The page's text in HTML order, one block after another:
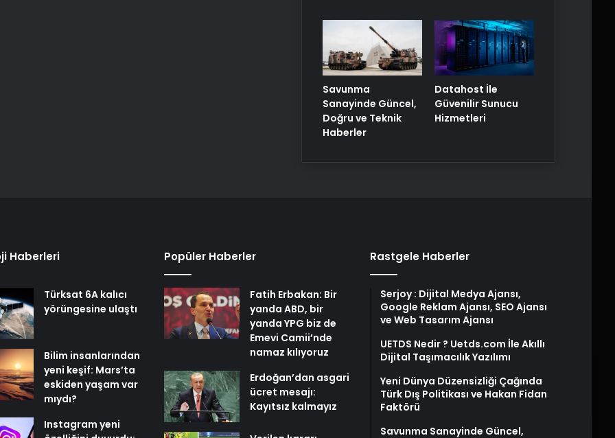
Savunma
Sanayinde Güncel,
Doğru ve Teknik
Haberler
Datahost İle
Güvenilir Sunucu
Hizmetleri
Haberleri
Türksat 6A kalıcı
yörüngesine ulaştı
Bilim insanlarından
yeni keşif: Mars’ta
eskiden yaşam var
mıydı?
Instagram yeni
Popüler Haberler
Fatih Erbakan: Bir
yanda ABD, bir
yanda YPG biz de
Emevi Camii’nde
namaz kılıyoruz
Erdoğan’dan asgari
ücret mesajı:
Kayıtsız kalmayız
Rastgele Haberler
Serjoy : Dijital Medya Ajansı,
Google Reklam Ajansı, SEO Ajansı
ve Web Tasarım Ajansı
UETDS Nedir ? Uetds.com İle Akıllı
Dijital Taşımacılık Yazılımı
Yeni Dünya Düzensizliği Çağında
Türk Dış Politikası ve Hakan Fidan
Faktörü
Savunma Sanayinde Güncel,